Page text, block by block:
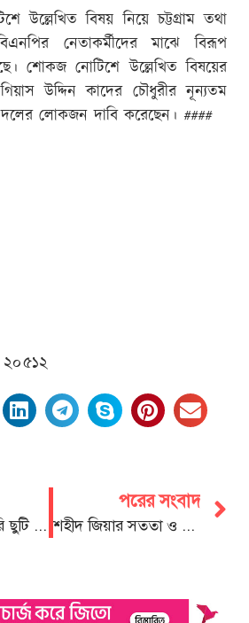
বিষয় নিয়ে চট্টগ্রাম তথা
নেতাকর্মীদের মাঝে বিরূপ
শোকজ নোটিশে উল্লেখিত বিষয়ের
উদ্দিন কাদের চৌধুরীর নূন্যতম
লোকজন দাবি করেছেন। ####
৫১২
৭ নভেম্বর সরকারি ছুটি পুনর্বহাল করতে হবে: মীর হেলাল
পরের সংবাদ
শহীদ জিয়ার সততা ও দেশপ্রেম এক অনন্য দৃষ্টান্ত: সালাউদ্দীন আলী